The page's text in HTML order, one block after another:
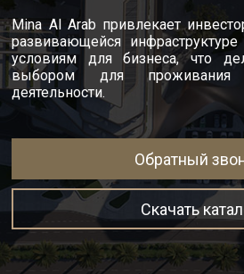
Mina Al Arab привлекает
развивающейся
условиям для бизнеса, что
выбором для проживания
деятельности.
Обратный
Скачать